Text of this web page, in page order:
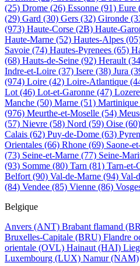
(25) Drome (26) Essonne (91) Eure
(29) Gard (30) Gers (32) Gironde
(973) Haute-Corse (2B) Haute-
Haute-Marne (52) Hautes-Alpes
Savoie (74) Hautes-Pyrenees (65)
(68) Hauts-de-Seine (92) Herault
Indre-et-Loire (37) Isere (38) Jura
(974) Loire (42) Loire-Atlantique
Lot (46) Lot-et-Garonne (47) Lozere
Manche (50) Marne (51) Martinique
(976) Meurthe-et-Moselle (54)
(57) Nievre (58) Nord (59) Oise (60)
Calais (62) Puy-de-Dome (63)
Orientales (66) Rhone (69) Saone-
(73) Seine-et-Marne (77) Seine-
(93) Somme (80) Tarn (81) Tarn-et-
Belfort (90) Val-de-Marne (94) Val-
(84) Vendee (85) Vienne (86)
Belgique
Anvers (ANT) Brabant flamand
Bruxelles-Capitale (BRU) Flandre
orientale (OVL) Hainaut (HAI)
Luxembourg (LUX) Namur(NAM)